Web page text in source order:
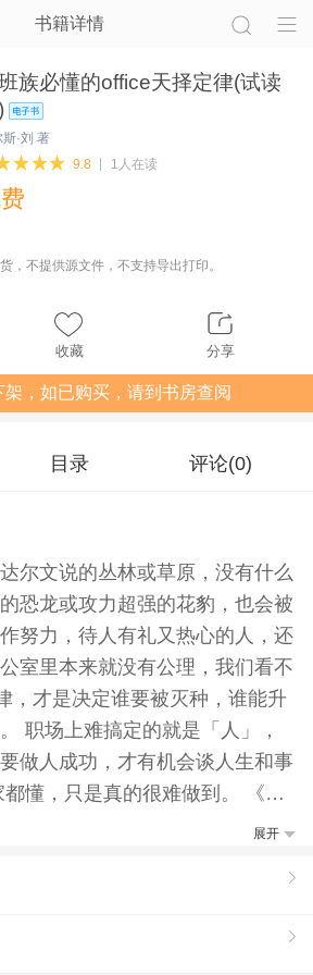
书籍详情
班族必懂的office天择定律(试读
·刘 著
9.8
1人在读
，不提供源文件，不支持导出打印。
收藏 分享
架，如已购买，请到书房查阅
目录 评论(0)
尔文说的丛林或草原，没有什么
恐龙或攻力超强的花豹，也会被
努力，待人有礼又热心的人，还
室里本来就没有公理，我们看不
，才是决定谁要被灭种，谁能升
，
做人成功，才有机会谈人生和事
天择定律》的目的，就是要帮你
，都有一套系统管理，不至于脱
展开